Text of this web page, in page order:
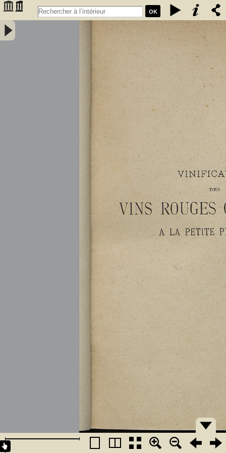
OK
Vinification des vins rouges ordinaires à la petite propriété : extrait
des conférences faites à l'Association des anciens élèves de l'école
communale de Portet (Haute-Garonne) / par A. Lacassagne,... -